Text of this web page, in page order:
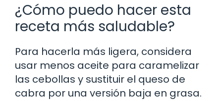
¿Cómo puedo hacer esta
receta más saludable?
Para hacerla más ligera, considera
usar menos aceite para caramelizar
las cebollas y sustituir el queso de
cabra por una versión baja en grasa.